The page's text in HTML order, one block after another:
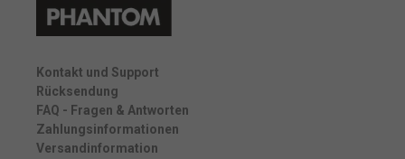
Kontakt und Support
Rücksendung
FAQ - Fragen & Antworten
Zahlungsinformationen
Versandinformation